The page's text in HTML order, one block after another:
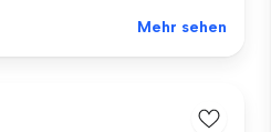
Mehr sehen